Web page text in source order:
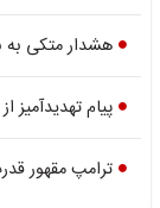
هشدار متکی به
پیام تهدیدآمیز
تر‌امپ مقهور